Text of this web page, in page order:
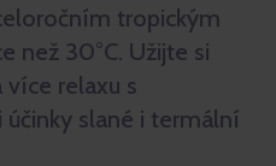
tropickým
než 30°C. Užijte si
více relaxu s
slané i termální